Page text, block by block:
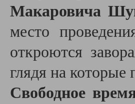
Макаровича
место
откроются
глядя на
Свободное